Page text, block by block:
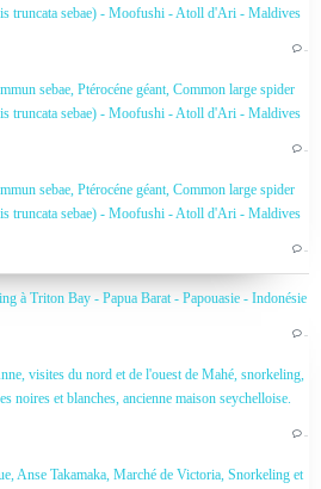
truncata sebae) - Moofushi - Atoll d'Ari - Maldives
…
sebae, Ptérocéne géant, Common large spider
truncata sebae) - Moofushi - Atoll d'Ari - Maldives
…
sebae, Ptérocéne géant, Common large spider
truncata sebae) - Moofushi - Atoll d'Ari - Maldives
…
à Triton Bay - Papua Barat - Papouasie - Indonésie
…
visites du nord et de l'ouest de Mahé, snorkeling,
noires et blanches, ancienne maison seychelloise.
…
Anse Takamaka, Marché de Victoria, Snorkeling et